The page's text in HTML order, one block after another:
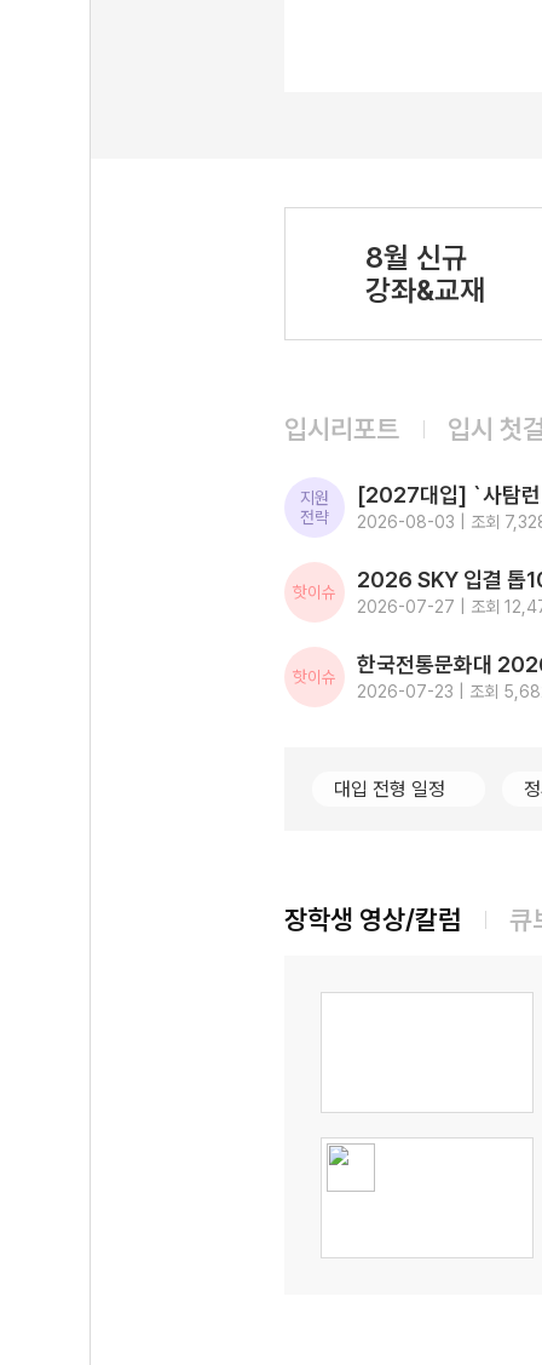
8월 신규
강좌&교재
입시리포트 입시 첫
지원
전략
2026-08-03 | 조회
핫이슈
2026-07-27 | 조회
핫이슈
2026-07-23 | 조회
대입 전형 일정
장학생 영상/칼럼 큐